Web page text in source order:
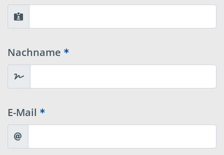
Nachname
E-Mail